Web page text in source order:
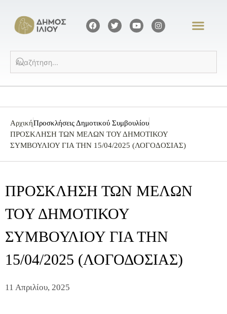
ΑρχικήΠροσκλήσεις Δημοτικού Συμβουλίου
ΠΡΟΣΚΛΗΣΗ ΤΩΝ ΜΕΛΩΝ ΤΟΥ ΔΗΜΟΤΙΚΟΥ
ΣΥΜΒΟΥΛΙΟΥ ΓΙΑ ΤΗΝ 15/04/2025 (ΛΟΓΟΔΟΣΙΑΣ)
ΠΡΟΣΚΛΗΣΗ ΤΩΝ ΜΕΛΩΝ
ΤΟΥ ΔΗΜΟΤΙΚΟΥ
ΣΥΜΒΟΥΛΙΟΥ ΓΙΑ ΤΗΝ
15/04/2025 (ΛΟΓΟΔΟΣΙΑΣ)
11 Απριλίου, 2025